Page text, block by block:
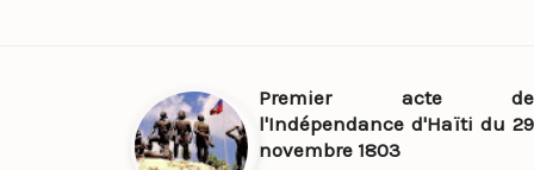
Premier acte de
l'Indépendance d'Haïti du 29
novembre 1803